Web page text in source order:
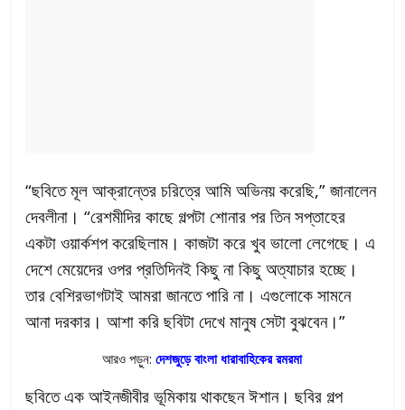
“ছবিতে মূল আক্রান্তের চরিত্রে আমি অভিনয় করেছি,” জানালেন
দেবলীনা। “রেশমীদির কাছে গল্পটা শোনার পর তিন সপ্তাহের
একটা ওয়ার্কশপ করেছিলাম। কাজটা করে খুব ভালো লেগেছে। এ
দেশে মেয়েদের ওপর প্রতিদিনই কিছু না কিছু অত্যাচার হচ্ছে।
তার বেশিরভাগটাই আমরা জানতে পারি না। এগুলোকে সামনে
আনা দরকার। আশা করি ছবিটা দেখে মানুষ সেটা বুঝবেন।”
আরও পড়ুন:দেশজুড়ে বাংলা ধারাবাহিকের রমরমা
ছবিতে এক আইনজীবীর ভূমিকায় থাকছেন ঈশান। ছবির গল্প